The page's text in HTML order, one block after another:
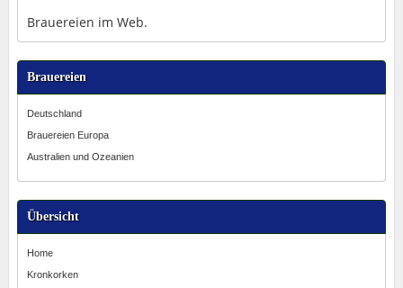
Brauereien im Web.
Brauereien
Deutschland
Brauereien Europa
Australien und Ozeanien
Übersicht
Home
Kronkorken